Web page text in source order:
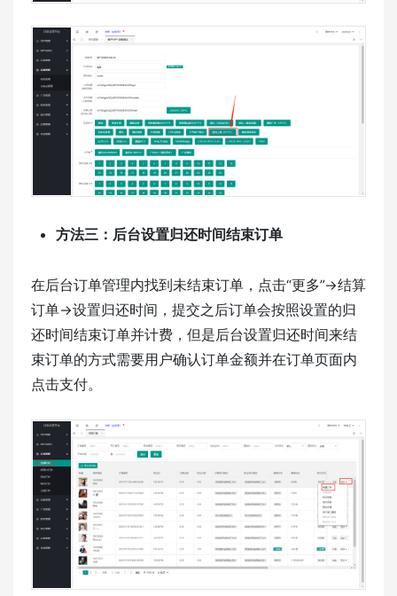
方法三：后台设置归还时间结束订单
在后台订单管理内找到未结束订单，点击“更多”→结算
订单→设置归还时间，提交之后订单会按照设置的归
还时间结束订单并计费，但是后台设置归还时间来结
束订单的方式需要用户确认订单金额并在订单页面内
点击支付。